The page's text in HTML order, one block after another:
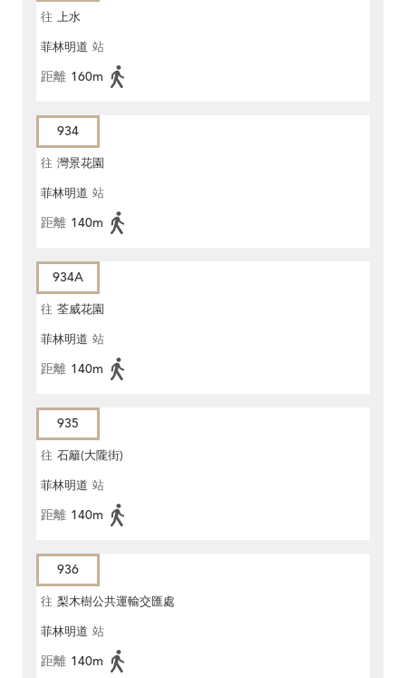
往 上水
菲林明道 站
距離 160m
934
往 灣景花園
菲林明道 站
距離 140m
934A
往 荃威花園
菲林明道 站
距離 140m
935
往 石籬(大隴街)
菲林明道 站
距離 140m
936
往 梨木樹公共運輸交匯處
菲林明道 站
距離 140m